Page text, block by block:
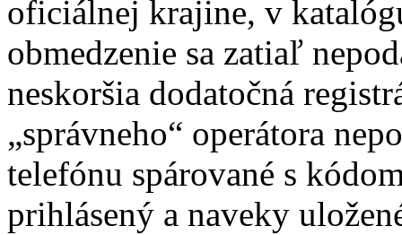
oficiálnej krajine, v
obmedzenie sa zatiaľ
neskoršia dodatočná
„správneho“ operátora
telefónu spárované s
prihlásený a naveky